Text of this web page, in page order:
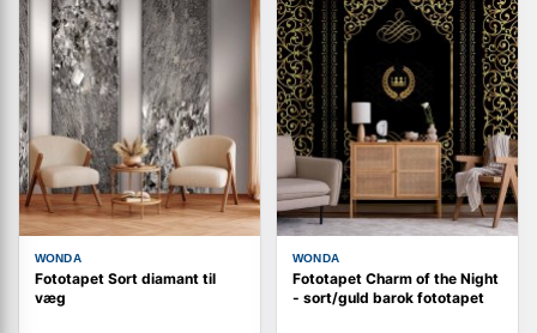
WONDA
Fototapet Sort diamant til
væg
WONDA
Fototapet Charm of the Night
- sort/guld barok fototapet